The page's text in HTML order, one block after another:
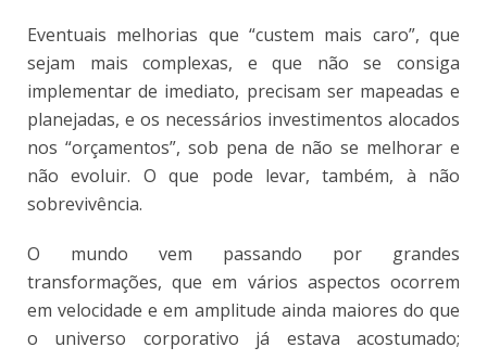
Eventuais melhorias que “custem mais caro”, que
sejam mais complexas, e que não se consiga
implementar de imediato, precisam ser mapeadas e
planejadas, e os necessários investimentos alocados
nos “orçamentos”, sob pena de não se melhorar e
não evoluir. O que pode levar, também, à não
sobrevivência.
O mundo vem passando por grandes
transformações, que em vários aspectos ocorrem
em velocidade e em amplitude ainda maiores do que
o universo corporativo já estava acostumado;